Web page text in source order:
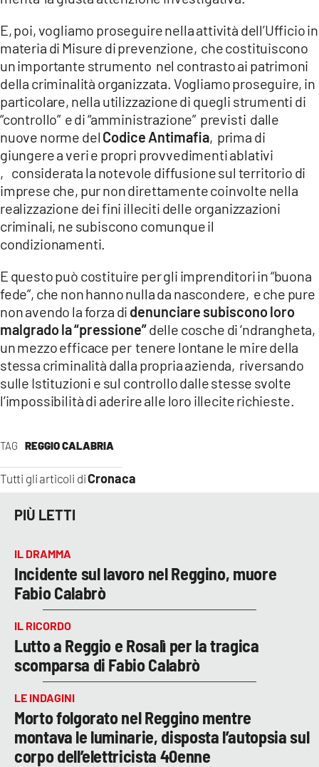
TAG REGGIO CALABRIA
Tutti gli articoli diCronaca
E, poi, vogliamo proseguire nella attività dell’Ufficio in
materia di Misure di prevenzione, che costituiscono
un importante strumento nel contrasto ai patrimoni
della criminalità organizzata. Vogliamo proseguire, in
particolare, nella utilizzazione di quegli strumenti di
“controllo” e di “amministrazione” previsti dalle
nuove norme del Codice Antimafia, prima di
giungere a veri e propri provvedimenti ablativi
, considerata la notevole diffusione sul territorio di
imprese che, pur non direttamente coinvolte nella
realizzazione dei fini illeciti delle organizzazioni
criminali, ne subiscono comunque il
condizionamenti.
E questo può costituire per gli imprenditori in “buona
fede”, che non hanno nulla da nascondere, e che pure
non avendo la forza di denunciare subiscono loro
malgrado la “pressione”delle cosche di ‘ndrangheta,
un mezzo efficace per tenere lontane le mire della
stessa criminalità dalla propria azienda, riversando
sulle Istituzioni e sul controllo dalle stesse svolte
l’impossibilità di aderire alle loro illecite richieste.
PIÙ LETTI
IL DRAMMA
Incidente sul lavoro nel Reggino, muore
Fabio Calabrò
IL RICORDO
Lutto a Reggio e Rosalì per la tragica
scomparsa di Fabio Calabrò
LE INDAGINI
Morto folgorato nel Reggino mentre
montava le luminarie, disposta l’autopsia sul
corpo dell’elettricista 40enne